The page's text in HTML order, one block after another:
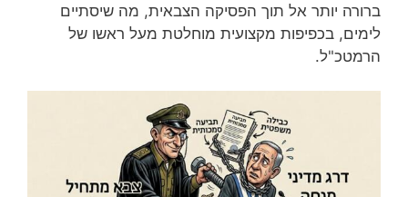
ברורה יותר אל תוך הפסיקה הצבאית, מה שיסתיים
לימים, בכפיפות מקצועית מוחלטת מעל ראשו של
הרמטכ"ל.